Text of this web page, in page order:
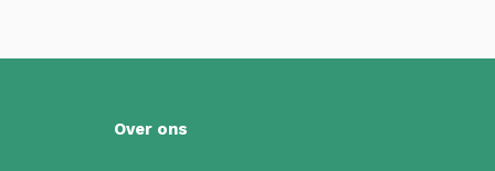
Over ons